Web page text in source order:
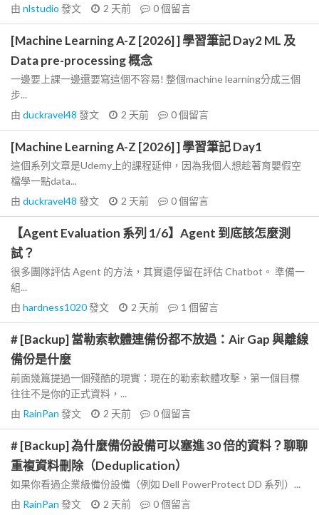
由 nlstudio 發文 2 天前 0個留言
[Machine Learning A-Z [2026] ] 學習筆記 Day2 ML 及
Data pre-processing 概念
一邊要上課一邊還要寫這個不容易! 整個machine learning分成三個
步...
由 duckravel48 發文 2 天前 0個留言
[Machine Learning A-Z [2026] ] 學習筆記 Day1
這個系列文章是Udemy上的課程延伸，因為我個人想趁著育嬰假空
檔學一點data...
由 duckravel48 發文 2 天前 0個留言
【Agent Evaluation 系列 1/6】Agent 到底該怎麼測
試？
很多團隊評估 Agent 的方法，其實還停留在評估 Chatbot。 準備一
組...
由 hardness1020發文 2 天前 1 個留言
# [Backup] 當勒索軟體連備份都不放過：Air Gap 與離線
備份是什麼
前面幾篇提過一個殘酷的現實：現在的勒索軟體攻擊，第一個目標
往往不是你的正式資料，...
由 RainPan 發文 2 天前 0個留言
# [Backup] 為什麼備份設備可以塞進 30 倍的資料？聊聊
重複資料刪除（Deduplication）
如果你看過企業級備份設備（例如 Dell PowerProtect DD 系列）...
由 RainPan 發文 2 天前 0個留言